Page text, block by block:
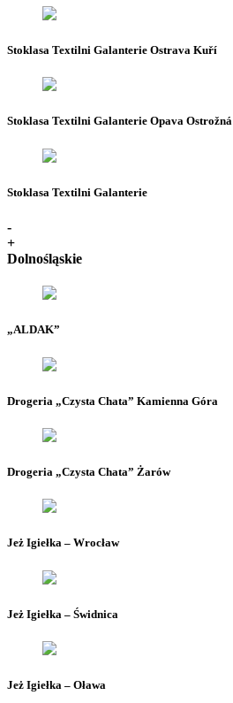
Stoklasa Textilni Galanterie Ostrava Kuří
Stoklasa Textilni Galanterie Opava Ostrožná
Stoklasa Textilni Galanterie
-
+
Dolnośląskie
„ALDAK”
Drogeria „Czysta Chata” Kamienna Góra
Drogeria „Czysta Chata” Żarów
Jeż Igiełka – Wrocław
Jeż Igiełka – Świdnica
Jeż Igiełka – Oława